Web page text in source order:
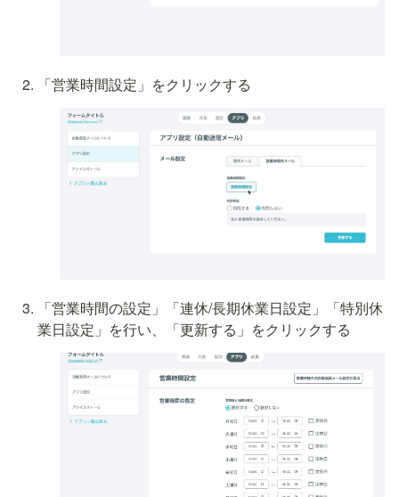
「営業時間設定」をクリックする
「営業時間の設定」「連休/長期休業日設定」「特別休
業日設定」を行い、「更新する」をクリックする